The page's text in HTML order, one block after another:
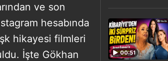
ve son
hesabında
hikayesi filmleri
İşte Gökhan
00:51